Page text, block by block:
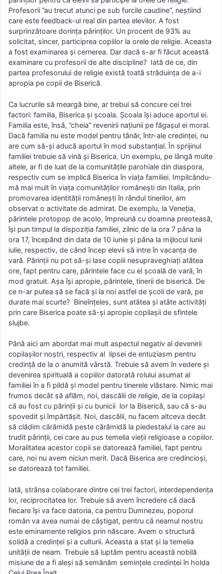
Profesorii ”au trecut atunci pe sub furcile caudine”, neștiind
care este feedback-ul real din partea elevilor. A fost
surprinzătoare dorința părinților. Un procent de 93% au
solicitat, sincer, participrea copiilor la orele de religie. Aceasta
a fost examinarea și cernerea. Dar dacă s-ar fi făcut această
examinare cu profesorii de alte discipline? Iată de ce, din
partea profesorului de religie există toată străduința de a-i
apropia pe copii de Biserică.
Ca lucrurile să meargă bine, ar trebui să concure cei trei
factori: familia, Biserica și școala. Școala își aduce aportul ei.
Familia este, însă, ”cheia” revenirii națiunii pe făgașul ei moral.
Dacă familia nu este model pentru tânăr, într-ale credinței, nu
are cum să-și aducă aportul în mod substanțial. În sprijinul
familiei trebuie să vină și Biserica. Un exemplu, pe lângă multe
altele, ar fi de luat de la comunitățile parohiale din diaspora,
respectiv cum se implică Biserica în viața familiei. Impilcându-
mă mai mult în viața comunităților românești din Italia, prin
promovarea identității românești în rândul tinerilor, am
observat o activitate de admirat. De exemplu, la Veneția,
părintele protopop de acolo, împreună cu doamna preoteasă,
își pun timpul la dispoziția familiei, zilnic de la ora 7 pâna la
ora 17, începând din data de 10 iunie și pâna la mijlocul lunii
iulie, respectiv, de când încep elevii să intre în vacanța de
vară. Părinții nu pot să-și lase copiii nesupraveghiați atâtea
ore, fapt pentru care, părintele face cu ei școală de vară, în
mod gratuit. Așa își apropie, părintele, tinerii de biserică. De
ce n-ar putea să se facă și la noi astfel de școli de vară, pe
durate mai scurte? Bineînțeles, sunt atâtea și atâte activități
prin care Biserica poate să-și apropie copilașii de sfintele
slujbe.
Până aici am abordat mai mult aspectul negativ al devenirii
copilașilor noștri, respectiv al lipsei de entuziasm pentru
credință de la o anumită vârstă. Trebuie să avem în vedere și
devenirea spirituală a copiilor datorată rolului asumat al
familiei în a fi pildă și model pentru tinerele vlăstare. Nimic mai
frumos decât să aflăm, noi, dascălii de religie, de la copilași
că au fost cu părinții și cu bunicii lor la Biserică, sau că s-au
spovedit și împărtășit. Noi, dascălii, nu facem altceva decât
să clădim cărămidă peste cărămidă la piedestalul la care au
trudit părinții, cei care au pus temelia vieții religioase a copiilor.
Moralitatea acestor copii se datorează familiei, fapt pentru
care, noi nu avem niciun merit. Dacă Biserica are credincioși,
se datorează tot familiei.
Iată, strânsa colaborare dintre cei trei factori, interdependența
lor, reciprocitatea lor. Trebuie să avem încredere că dacă
fiecare își va face datoria, ca pentru Dumnezeu, poporul
român va avea numai de câștigat, pentru că neamul nostru
este eminamente religios prin născare. Avem o structură
solidă a credinței și a culturii. Aceasta a stat și la temelia
unității de neam. Trebuie să luptăm pentru această nobilă
misiune de a fi aleși să semănăm semințele credinței în holda